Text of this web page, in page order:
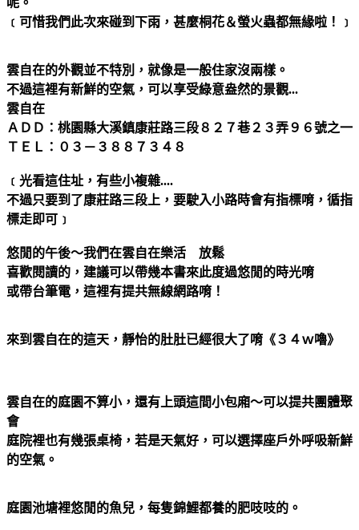
﹝可惜我們此次來碰到下雨，甚麼桐花＆螢火蟲都無緣啦！﹞
雲自在的外觀並不特別，就像是一般住家沒兩樣。
不過這裡有新鮮的空氣，可以享受綠意盎然的景觀...
雲自在
ＡＤＤ：桃園縣大溪鎮康莊路三段８２７巷２３弄９６號之一
ＴＥＬ：０３－３８８７３４８
﹝光看這住址，有些小複雜....
不過只要到了康莊路三段上，要駛入小路時會有指標唷，循指
標走即可﹞
悠閒的午後～我們在雲自在樂活 放鬆
喜歡閱讀的，建議可以帶幾本書來此度過悠閒的時光唷
或帶台筆電，這裡有提共無線網路唷！
來到雲自在的這天，靜怡的肚肚已經很大了唷《３４ｗ嚕》
雲自在的庭園不算小，還有上頭這間小包廂～可以提共團體聚
會
庭院裡也有幾張桌椅，若是天氣好，可以選擇座戶外呼吸新鮮
的空氣。
庭園池塘裡悠閒的魚兒，每隻錦鯉都養的肥吱吱的。